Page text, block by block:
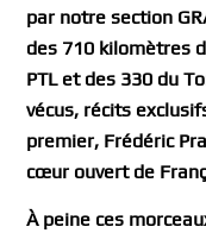
par notre section
des 710 kilomètres
PTL et des 330 du
vécus, récits
premier, Frédéric
cœur ouvert de
À peine ces